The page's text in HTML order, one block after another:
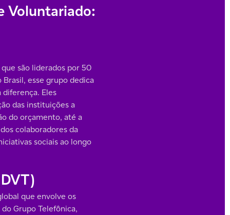
Voluntariado:
são liderados por 50
esse grupo dedica
diferença. Eles
das instituições a
do orçamento, até a
colaboradores da
sociais ao longo
que envolve os
Grupo Telefônica,